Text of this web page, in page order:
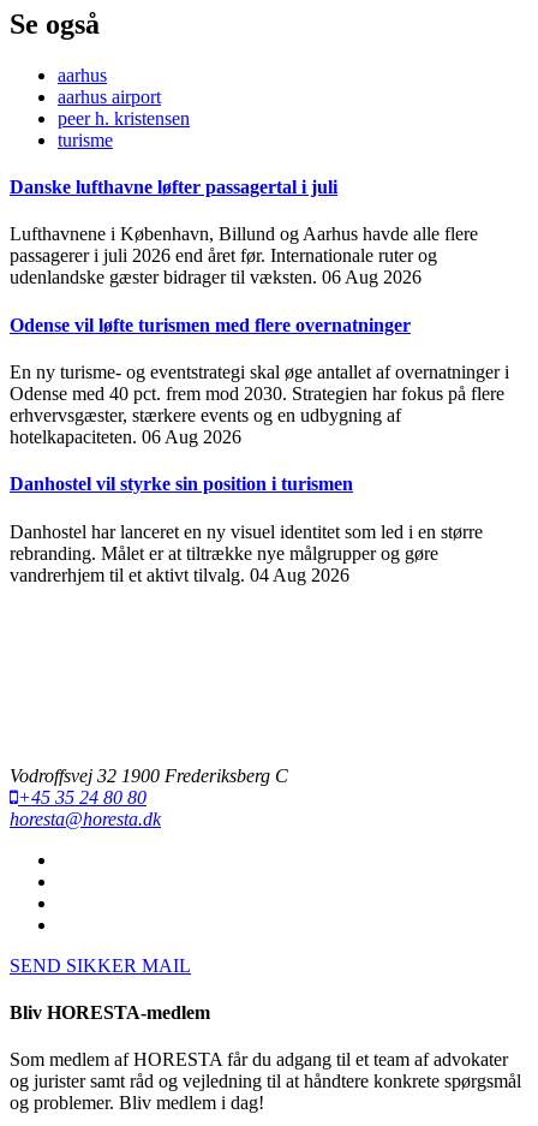
Se også
aarhus
aarhus airport
peer h. kristensen
turisme
Danske lufthavne løfter passagertal i juli
Lufthavnene i København, Billund og Aarhus havde alle flere
passagerer i juli 2026 end året før. Internationale ruter og
udenlandske gæster bidrager til væksten. 06 Aug 2026
Odense vil løfte turismen med flere overnatninger
En ny turisme- og eventstrategi skal øge antallet af overnatninger i
Odense med 40 pct. frem mod 2030. Strategien har fokus på flere
erhvervsgæster, stærkere events og en udbygning af
hotelkapaciteten. 06 Aug 2026
Danhostel vil styrke sin position i turismen
Danhostel har lanceret en ny visuel identitet som led i en større
rebranding. Målet er at tiltrække nye målgrupper og gøre
vandrerhjem til et aktivt tilvalg. 04 Aug 2026
Vodroffsvej 32 1900 Frederiksberg C
+45 35 24 80 80
horesta@horesta.dk
SEND SIKKER MAIL
Bliv HORESTA-medlem
Som medlem af HORESTA får du adgang til et team af advokater
og jurister samt råd og vejledning til at håndtere konkrete spørgsmål
og problemer. Bliv medlem i dag!